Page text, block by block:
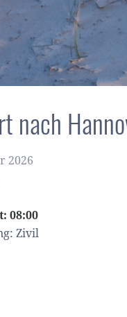
nach
2026
08:00
Zivil